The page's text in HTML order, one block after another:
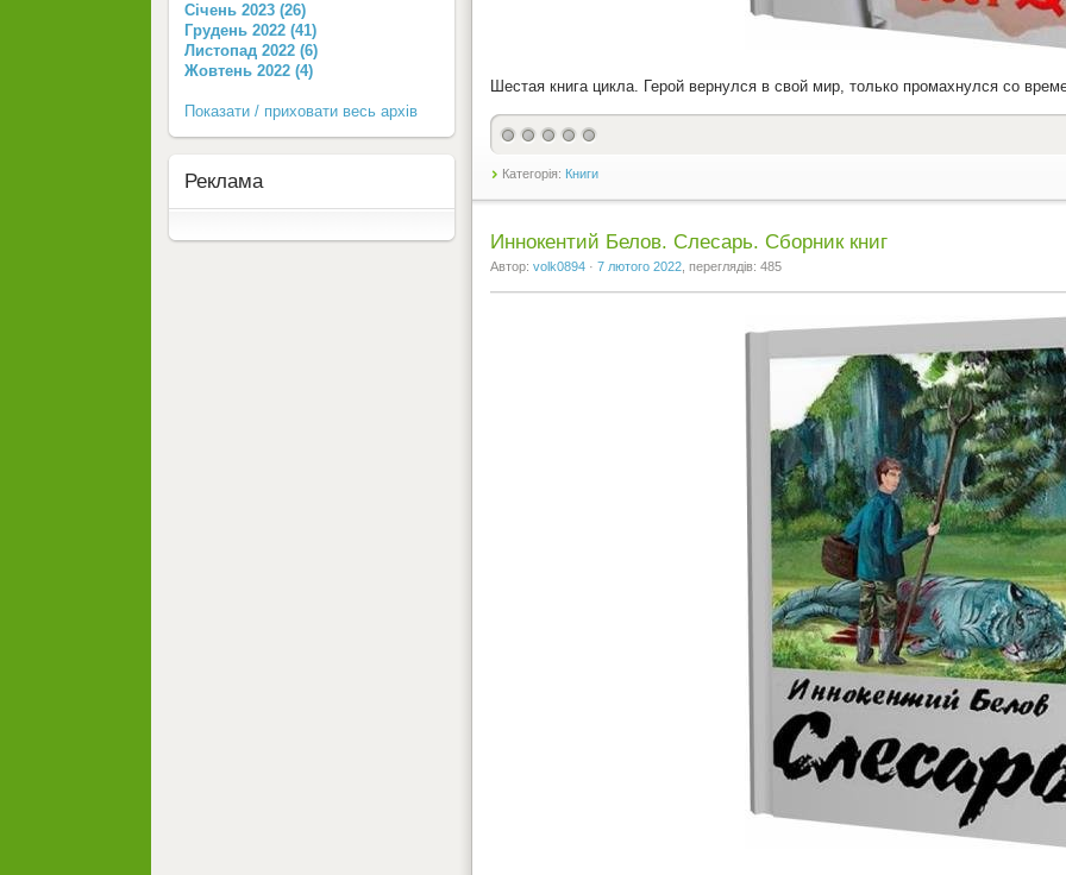
Шестая книга цикла. Герой вернулся в свой мир, только промахнулся со
Категорія: Книги
Иннокентий Белов. Слесарь. Сборник книг
Автор: volk0894 · 7 лютого 2022 , переглядів: 485
Січень 2023 (26)
Грудень 2022 (41)
Листопад 2022 (6)
Жовтень 2022 (4)
Показати / приховати весь архів
Реклама